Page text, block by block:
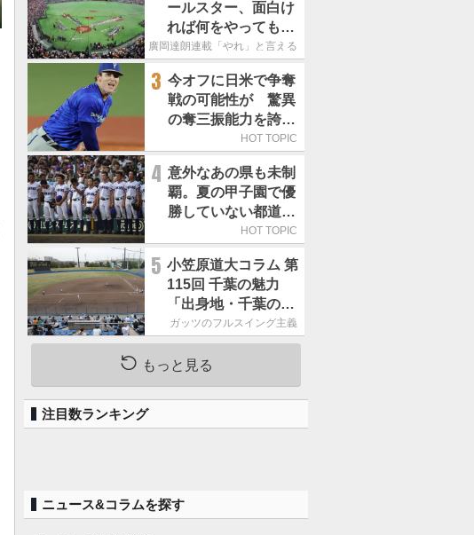
ールスター、面白け
れば何をやってもい
いという発想は大間
廣岡達朗連載「やれ」と言える信念
3 今オフに日米で争奪
戦の可能性が 驚異
の奪三振能力を誇る
「最速160キロ右
HOT TOPIC
4 意外なあの県も未制
覇。夏の甲子園で優
勝していない都道府
HOT TOPIC
5 小笠原道大コラム 第
115回 千葉の魅力
「出身地・千葉の話
の続き。昔から野球
熱の高い土地柄で
す」
ガッツのフルスイング主義
もっと見る
注目数ランキング
ニュース&コラムを探す